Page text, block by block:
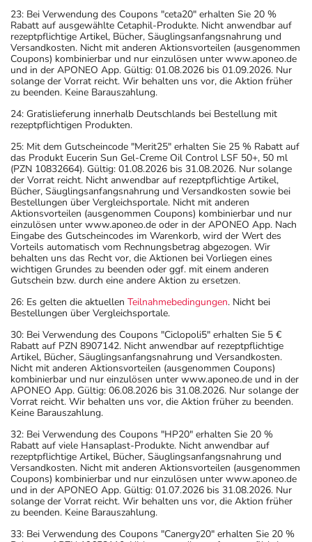
23: Bei Verwendung des Coupons "ceta20" erhalten Sie 20 %
Rabatt auf ausgewählte Cetaphil-Produkte. Nicht anwendbar auf
rezeptpflichtige Artikel, Bücher, Säuglingsanfangsnahrung und
Versandkosten. Nicht mit anderen Aktionsvorteilen (ausgenommen
Coupons) kombinierbar und nur einzulösen unter www.aponeo.de
und in der APONEO App. Gültig: 01.08.2026 bis 01.09.2026. Nur
solange der Vorrat reicht. Wir behalten uns vor, die Aktion früher
zu beenden. Keine Barauszahlung.
24: Gratislieferung innerhalb Deutschlands bei Bestellung mit
rezeptpflichtigen Produkten.
25: Mit dem Gutscheincode "Merit25" erhalten Sie 25 % Rabatt auf
das Produkt Eucerin Sun Gel-Creme Oil Control LSF 50+, 50 ml
(PZN 10832664). Gültig: 01.08.2026 bis 31.08.2026. Nur solange
der Vorrat reicht. Nicht anwendbar auf rezeptpflichtige Artikel,
Bücher, Säuglingsanfangsnahrung und Versandkosten sowie bei
Bestellungen über Vergleichsportale. Nicht mit anderen
Aktionsvorteilen (ausgenommen Coupons) kombinierbar und nur
einzulösen unter www.aponeo.de oder in der APONEO App. Nach
Eingabe des Gutscheincodes im Warenkorb, wird der Wert des
Vorteils automatisch vom Rechnungsbetrag abgezogen. Wir
behalten uns das Recht vor, die Aktionen bei Vorliegen eines
wichtigen Grundes zu beenden oder ggf. mit einem anderen
Gutschein bzw. durch eine andere Aktion zu ersetzen.
26: Es gelten die aktuellen Teilnahmebedingungen. Nicht bei
Bestellungen über Vergleichsportale.
30: Bei Verwendung des Coupons "Ciclopoli5" erhalten Sie 5 €
Rabatt auf PZN 8907142. Nicht anwendbar auf rezeptpflichtige
Artikel, Bücher, Säuglingsanfangsnahrung und Versandkosten.
Nicht mit anderen Aktionsvorteilen (ausgenommen Coupons)
kombinierbar und nur einzulösen unter www.aponeo.de und in der
APONEO App. Gültig: 06.08.2026 bis 31.08.2026. Nur solange der
Vorrat reicht. Wir behalten uns vor, die Aktion früher zu beenden.
Keine Barauszahlung.
32: Bei Verwendung des Coupons "HP20" erhalten Sie 20 %
Rabatt auf viele Hansaplast-Produkte. Nicht anwendbar auf
rezeptpflichtige Artikel, Bücher, Säuglingsanfangsnahrung und
Versandkosten. Nicht mit anderen Aktionsvorteilen (ausgenommen
Coupons) kombinierbar und nur einzulösen unter www.aponeo.de
und in der APONEO App. Gültig: 01.07.2026 bis 31.08.2026. Nur
solange der Vorrat reicht. Wir behalten uns vor, die Aktion früher
zu beenden. Keine Barauszahlung.
33: Bei Verwendung des Coupons "Canergy20" erhalten Sie 20 %